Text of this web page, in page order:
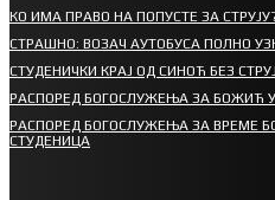
КО ИМА ПРАВО НА ПОПУСТЕ ЗА
СТРАШНО: ВОЗАЧ АУТОБУСА ПОЛНО
СТУДЕНИЧКИ КРАЈ ОД СИНОЋ БЕЗ
РАСПОРЕД БОГОСЛУЖЕЊА ЗА БОЖИЋ
РАСПОРЕД БОГОСЛУЖЕЊА ЗА ВРЕМЕ
СТУДЕНИЦА